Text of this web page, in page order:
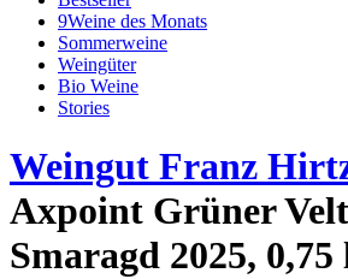
9Weine des Monats
Sommerweine
Weingüter
Bio Weine
Stories
Weingut Franz
Axpoint Grüner
Smaragd 2025, 0,75